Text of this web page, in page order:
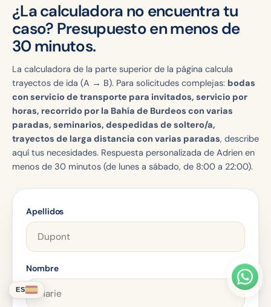
¿La calculadora no encuentra tu
caso? Presupuesto en menos de
30 minutos.
La calculadora de la parte superior de la página calcula
trayectos de ida (A → B). Para solicitudes complejas: bodas
con servicio de transporte para invitados, servicio por
horas, recorrido por la Bahía de Burdeos con varias
paradas, seminarios, despedidas de soltero/a,
trayectos de larga distancia con varias paradas, describe
aquí tus necesidades. Respuesta personalizada de Adrien en
menos de 30 minutos (de lunes a sábado, de 8:00 a 22:00).
Apellidos
Nombre
ES